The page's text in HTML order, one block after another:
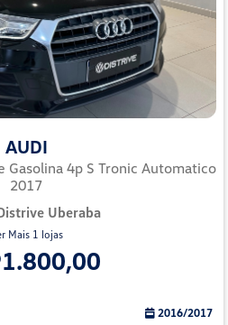
AUDI
Gasolina 4p S Tronic Automatico
2017
Uberaba
Mais 1 lojas
2016/2017